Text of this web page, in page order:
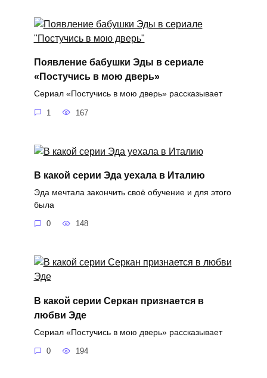
Появление бабушки Эды в сериале
«Постучись в мою дверь»
Сериал «Постучись в мою дверь» рассказывает
1 167
В какой серии Эда уехала в Италию
Эда мечтала закончить своё обучение и для этого
была
0 148
В какой серии Серкан признается в
любви Эде
Сериал «Постучись в мою дверь» рассказывает
0 194